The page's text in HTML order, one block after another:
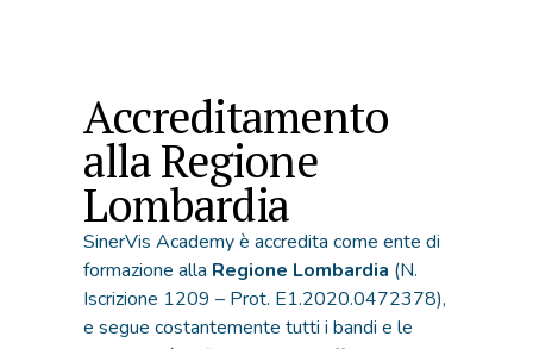
Accreditamento
alla Regione
Lombardia
SinerVis Academy è accredita come ente di
formazione alla Regione Lombardia (N.
Iscrizione 1209 – Prot. E1.2020.0472378),
e segue costantemente tutti i bandi e le